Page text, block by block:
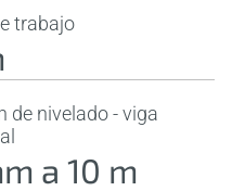
trabajo
de nivelado - viga
a 10 m